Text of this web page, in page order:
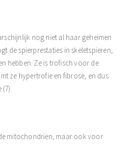
nog niet al haar geheimen
de spierprestaties in skeletspieren,
hebben. Ze is trofisch voor de
ze hypertrofie en fibrose, en dus
mitochondriën, maar ook voor